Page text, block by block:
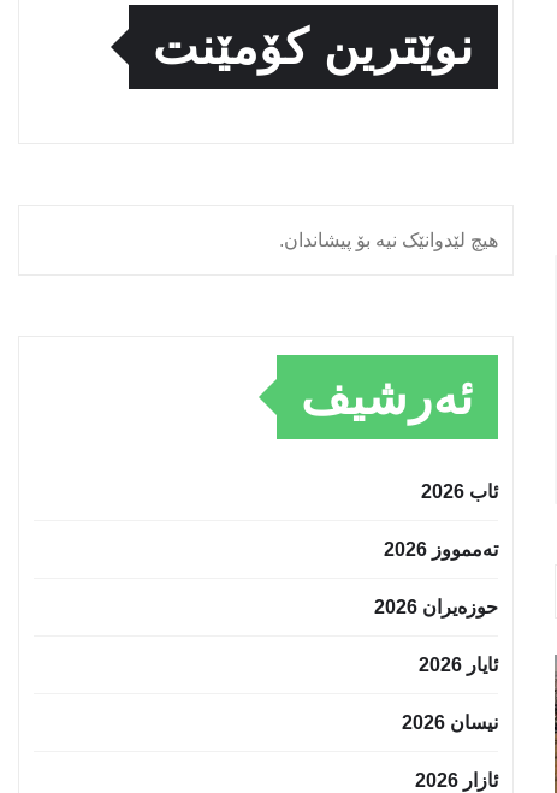
نوێترین کۆمێنت
هیچ لێدوانێک نیە بۆ پیشاندان.
ئەرشیف
ئاب 2026
تەممووز 2026
حوزه‌یران 2026
ئایار 2026
نیسان 2026
ئازار 2026